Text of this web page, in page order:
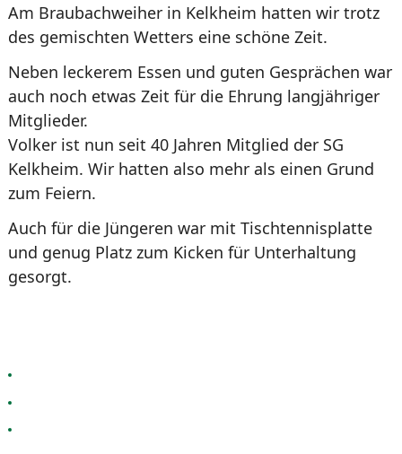
Am Braubachweiher in Kelkheim hatten wir trotz
des gemischten Wetters eine schöne Zeit.
Neben leckerem Essen und guten Gesprächen war
auch noch etwas Zeit für die Ehrung langjähriger
Mitglieder.
Volker ist nun seit 40 Jahren Mitglied der SG
Kelkheim. Wir hatten also mehr als einen Grund
zum Feiern.
Auch für die Jüngeren war mit Tischtennisplatte
und genug Platz zum Kicken für Unterhaltung
gesorgt.